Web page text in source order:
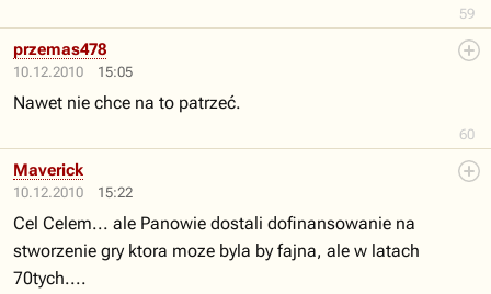
59
10.12.2010 15:05
60
przemas478
Nawet nie chce na to patrzeć.
10.12.2010 15:22
Maverick
Cel Celem... ale Panowie dostali dofinansowanie na
stworzenie gry ktora moze byla by fajna, ale w latach
70tych....